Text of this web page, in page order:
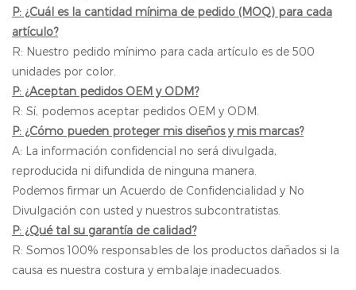
P: ¿Cuál es la cantidad mínima de pedido (MOQ) para cada
artículo?
R: Nuestro pedido mínimo para cada artículo es de 500
unidades por color.
P: ¿Aceptan pedidos OEM y ODM?
R: Sí, podemos aceptar pedidos OEM y ODM.
P: ¿Cómo pueden proteger mis diseños y mis marcas?
A: La información confidencial no será divulgada,
reproducida ni difundida de ninguna manera.
Podemos firmar un Acuerdo de Confidencialidad y No
Divulgación con usted y nuestros subcontratistas.
P: ¿Qué tal su garantía de calidad?
R: Somos 100% responsables de los productos dañados si la
causa es nuestra costura y embalaje inadecuados.